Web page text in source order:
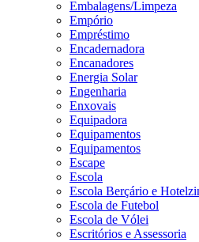
Embalagens/Limpeza
Empório
Empréstimo
Encadernadora
Encanadores
Energia Solar
Engenharia
Enxovais
Equipadora
Equipamentos
Equipamentos
Escape
Escola
Escola Berçário e
Escola de Futebol
Escola de Vólei
Escritórios e Assessoria